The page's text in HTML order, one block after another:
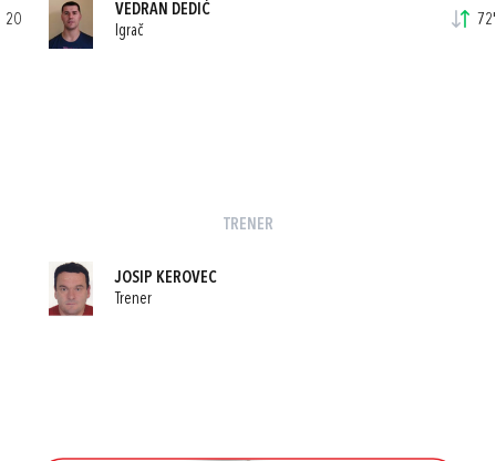
20
VEDRAN DEDIĆ
Igrač
72'
TRENER
JOSIP KEROVEC
Trener